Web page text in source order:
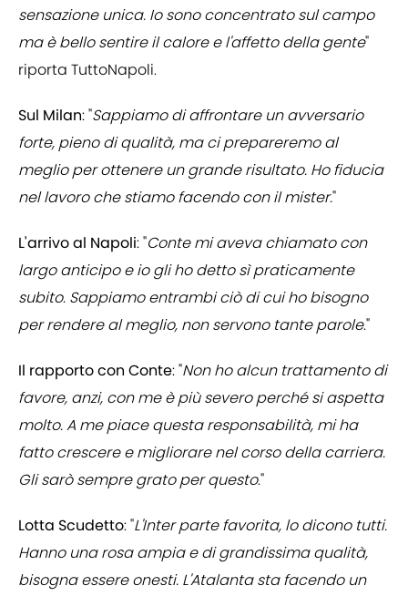
sensazione unica. Io sono concentrato sul campo
ma è bello sentire il calore e l'affetto della gente"
riporta TuttoNapoli.
Sul Milan: "Sappiamo di affrontare un avversario
forte, pieno di qualità, ma ci prepareremo al
meglio per ottenere un grande risultato. Ho fiducia
nel lavoro che stiamo facendo con il mister."
L'arrivo al Napoli: "Conte mi aveva chiamato con
largo anticipo e io gli ho detto sì praticamente
subito. Sappiamo entrambi ciò di cui ho bisogno
per rendere al meglio, non servono tante parole."
Il rapporto con Conte: "Non ho alcun trattamento di
favore, anzi, con me è più severo perché si aspetta
molto. A me piace questa responsabilità, mi ha
fatto crescere e migliorare nel corso della carriera.
Gli sarò sempre grato per questo."
Lotta Scudetto: "L'Inter parte favorita, lo dicono tutti.
Hanno una rosa ampia e di grandissima qualità,
bisogna essere onesti. L'Atalanta sta facendo un